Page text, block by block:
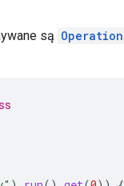
są Operation